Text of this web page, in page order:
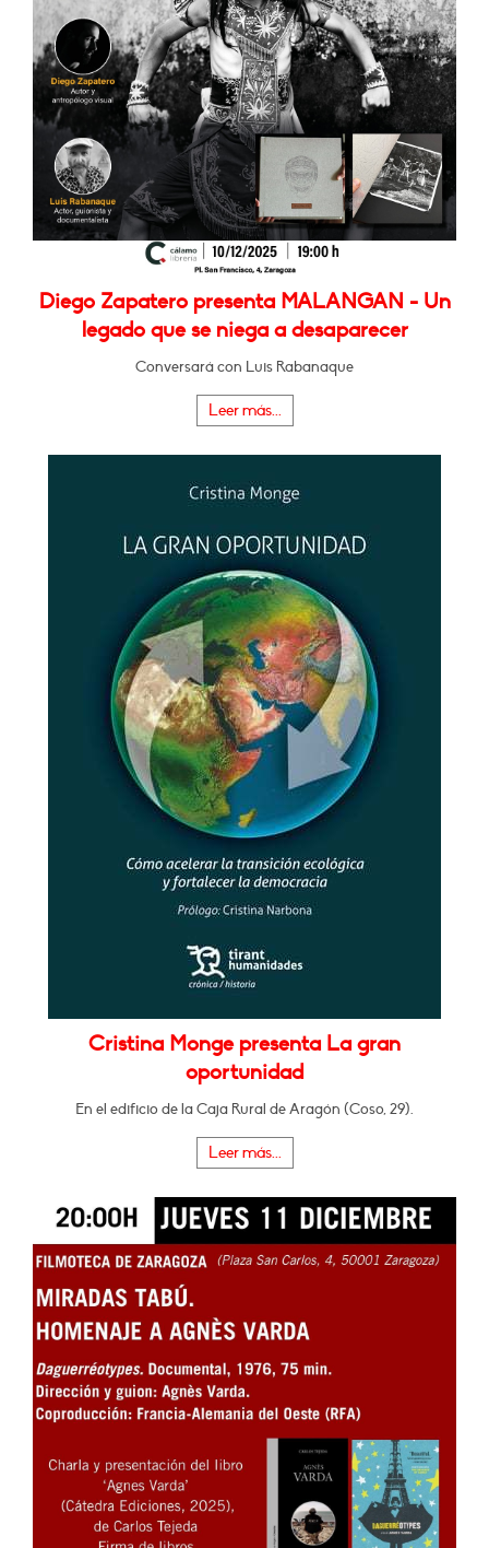
Diego Zapatero presenta MALANGAN - Un
legado que se niega a desaparecer
Conversará con Luis Rabanaque
Leer más...
Cristina Monge presenta La gran
oportunidad
En el edificio de la Caja Rural de Aragón (Coso, 29).
Leer más...